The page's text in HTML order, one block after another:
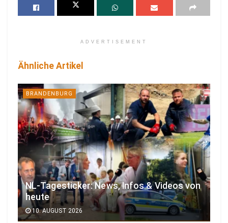
ADVERTISEMENT
Ähnliche Artikel
BRANDENBURG
NL-Tagesticker: News, Infos & Videos von
heute
10. AUGUST 2026